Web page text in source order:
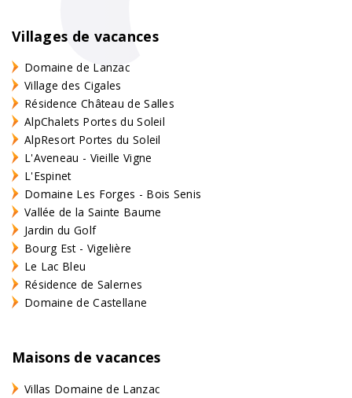
Villages de vacances
Domaine de Lanzac
Village des Cigales
Résidence Château de Salles
AlpChalets Portes du Soleil
AlpResort Portes du Soleil
L'Aveneau - Vieille Vigne
L'Espinet
Domaine Les Forges - Bois Senis
Vallée de la Sainte Baume
Jardin du Golf
Bourg Est - Vigelière
Le Lac Bleu
Résidence de Salernes
Domaine de Castellane
Maisons de vacances
Villas Domaine de Lanzac